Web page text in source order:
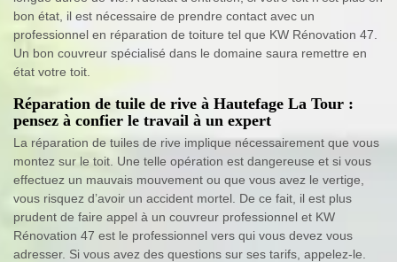
bon état, il est nécessaire de prendre contact avec un
professionnel en réparation de toiture tel que KW Rénovation 47.
Un bon couvreur spécialisé dans le domaine saura remettre en
état votre toit.
Réparation de tuile de rive à Hautefage La Tour :
pensez à confier le travail à un expert
La réparation de tuiles de rive implique nécessairement que vous
montez sur le toit. Une telle opération est dangereuse et si vous
effectuez un mauvais mouvement ou que vous avez le vertige,
vous risquez d’avoir un accident mortel. De ce fait, il est plus
prudent de faire appel à un couvreur professionnel et KW
Rénovation 47 est le professionnel vers qui vous devez vous
adresser. Si vous avez des questions sur ses tarifs, appelez-le.